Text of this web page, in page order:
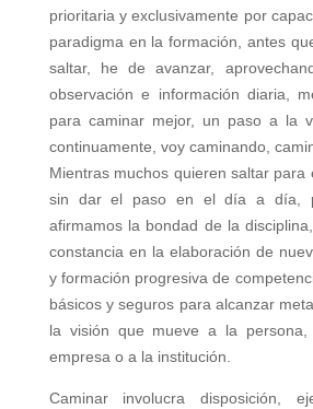
prioritaria y exclusivamente por
paradigma en la formación, antes
saltar, he de avanzar,
observación e información diaria,
para caminar mejor, un paso a la
continuamente, voy caminando,
Mientras muchos quieren saltar para
sin dar el paso en el día a día,
afirmamos la bondad de la
constancia en la elaboración de
y formación progresiva de
básicos y seguros para alcanzar
la visión que mueve a la
empresa o a la institución.
Caminar involucra disposición,